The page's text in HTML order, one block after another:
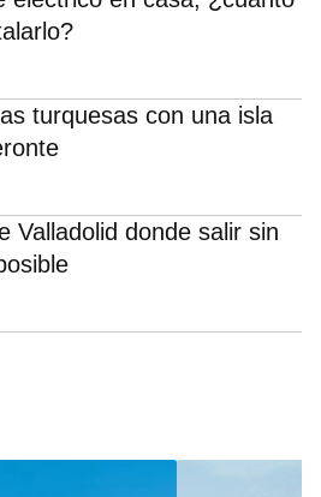
turquesas con una isla
Valladolid donde salir sin